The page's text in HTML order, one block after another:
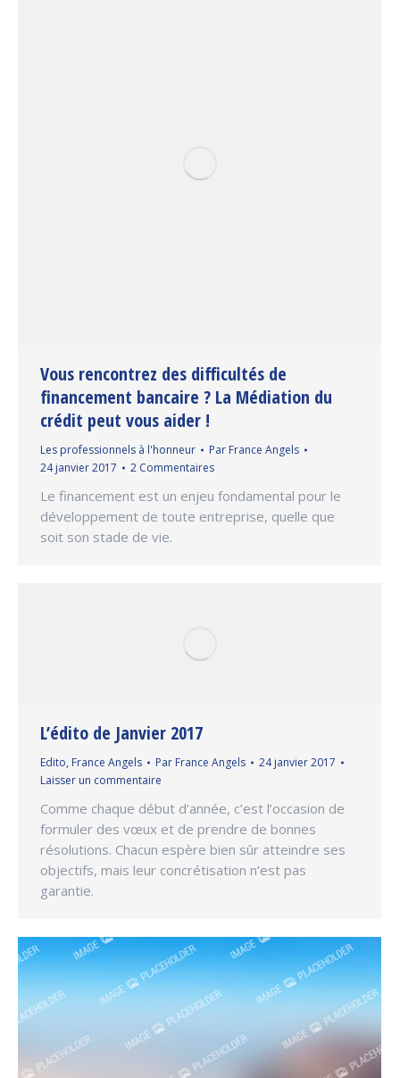
Vous rencontrez des difficultés de
financement bancaire ? La Médiation du
crédit peut vous aider !
Les professionnels à l'honneur Par France Angels
24 janvier 2017
2 Commentaires
Le financement est un enjeu fondamental pour le
développement de toute entreprise, quelle que
soit son stade de vie.
L’édito de Janvier 2017
Edito, France Angels Par France Angels
24 janvier 2017
Laisser un commentaire
Comme chaque début d’année, c’est l’occasion de
formuler des vœux et de prendre de bonnes
résolutions. Chacun espère bien sûr atteindre ses
objectifs, mais leur concrétisation n’est pas
garantie.